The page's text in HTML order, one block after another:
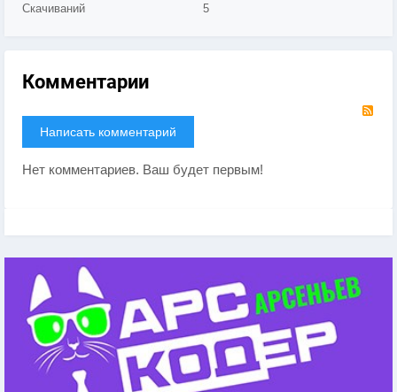
Скачиваний
5
Комментарии
Написать комментарий
Нет комментариев. Ваш будет первым!